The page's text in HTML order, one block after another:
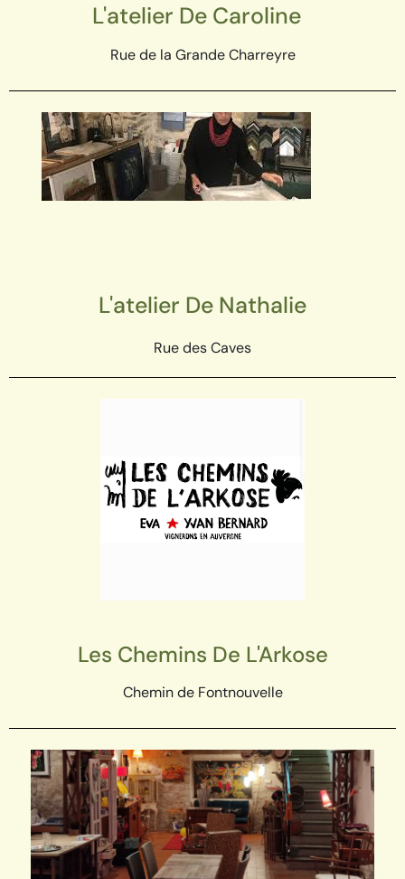
L'atelier De Caroline
Rue de la Grande Charreyre
L'atelier De Nathalie
Rue des Caves
Les Chemins De L'Arkose
Chemin de Fontnouvelle